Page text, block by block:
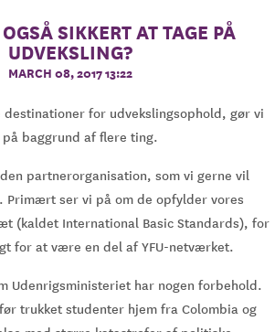
SIKKERT AT TAGE PÅ
UDVEKSLING?
MARCH 08, 2017 13:22
for udvekslingsophold, gør vi
baggrund af flere ting.
partnerorganisation, som vi gerne vil
Primært ser vi på om de opfylder vores
(kaldet International Basic Standards), for
for at være en del af YFU-netværket.
Udenrigsministeriet har nogen forbehold.
trukket studenter hjem fra Colombia og